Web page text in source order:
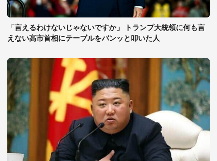
「言えるわけないじゃないですか」 トランプ大統領に何も言
えない高市首相にテーブルをバンッと叩いた人